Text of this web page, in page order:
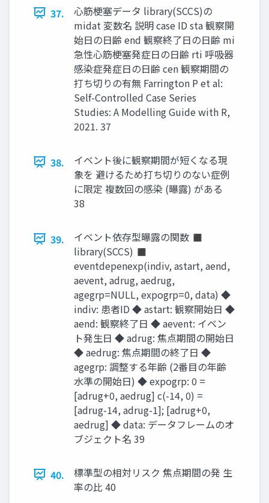
37.
心筋梗塞データ library(SCCS)の
midat 変数名 説明 case ID sta 観察開
始日の日齢 end 観察終了日の日齢 mi
急性心筋梗塞発症日の日齢 rti 呼吸器
感染症発症日の日齢 cen 観察期間の
打ち切りの有無 Farrington P et al:
Self-Controlled Case Series
Studies: A Modelling Guide with R,
2021. 37
38.
イベント後に観察期間が短くなる現
象を 避けるため打ち切りのない症例
に限定 複数回の感染 (曝露) がある
38
39.
イベント依存型曝露の関数 ◼
library(SCCS) ◼
eventdepenexp(indiv, astart, aend,
aevent, adrug, aedrug,
agegrp=NULL, expogrp=0, data) ◆
indiv: 患者ID ◆ astart: 観察開始日 ◆
aend: 観察終了日 ◆ aevent: イベン
ト発生日 ◆ adrug: 焦点期間の開始日
◆ aedrug: 焦点期間の終了日 ◆
agegrp: 調整する年齢 (2番目の年齢
水準の開始日) ◆ expogrp: 0 =
[adrug+0, aedrug] c(-14, 0) =
[adrug-14, adrug-1]; [adrug+0,
aedrug] ◆ data: データフレームのオ
ブジェクト名 39
40.
標準型の相対リスク 焦点期間の発 生
率の比 40